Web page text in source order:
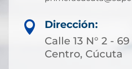

Dirección:
Calle 13 N° 2 -
Centro, Cúcuta